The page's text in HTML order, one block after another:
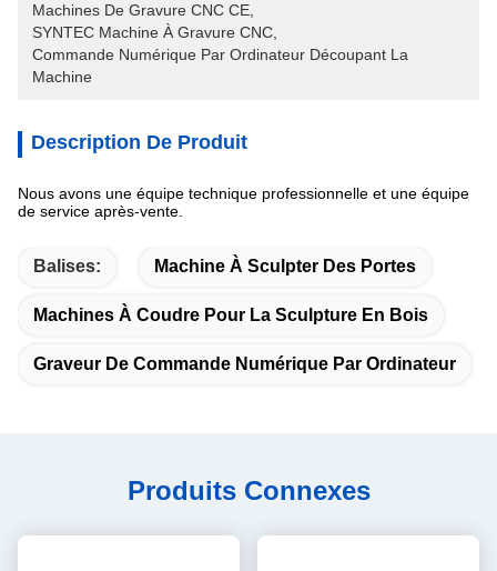
Machines De Gravure CNC CE
SYNTEC Machine À Gravure CNC
Commande Numérique Par Ordinateur Découpant La
Machine
Description De Produit
Nous avons une équipe technique professionnelle et une équipe
de service après-vente.
Balises: Machine À Sculpter Des Portes
Machines À Coudre Pour La Sculpture En Bois
Graveur De Commande Numérique Par Ordinateur
Produits Connexes